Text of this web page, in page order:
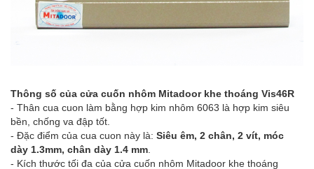
Thông số của cửa cuốn nhôm Mitadoor khe thoáng Vis46R
- Thân cua cuon làm bằng hợp kim nhôm 6063 là hợp kim siêu
bền, chống va đập tốt.
- Đặc điểm của cua cuon này là: Siêu êm, 2 chân, 2 vít, móc
dày 1.3mm, chân dày 1.4 mm
- Kích thước tối đa của cửa cuốn nhôm Mitadoor khe thoáng